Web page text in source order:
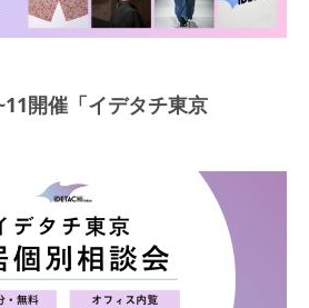
開催「イデタチ東京